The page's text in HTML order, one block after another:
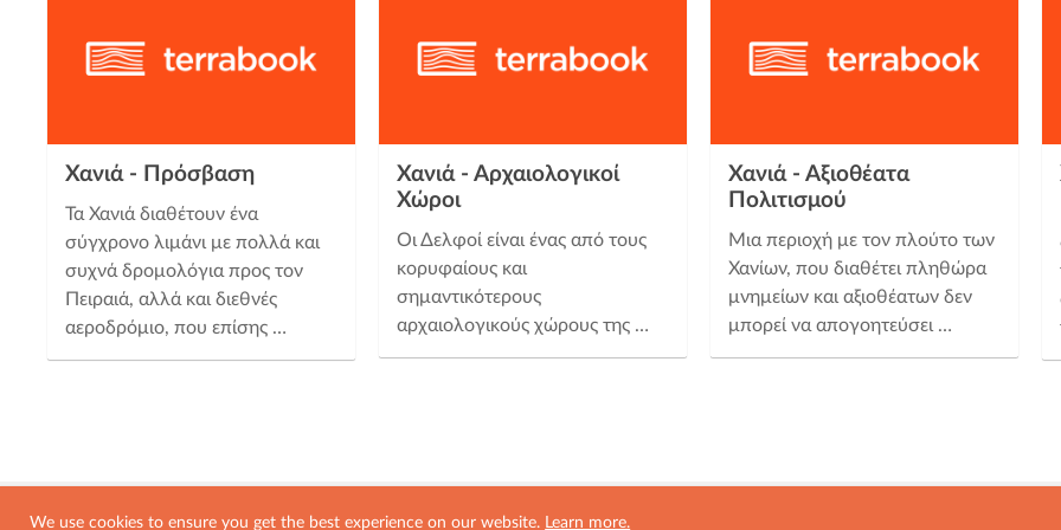
We use cookies to ensure you get the best experience on our website. Learn more.
Χανιά - Πρόσβαση
Τα Χανιά διαθέτουν ένα
σύγχρονο λιμάνι με πολλά και
συχνά δρομολόγια προς τον
Πειραιά, αλλά και διεθνές
αεροδρόμιο, που επίσης …
Χανιά - Αρχαιολογικοί
Χώροι
Οι Δελφοί είναι ένας από τους
κορυφαίους και
σημαντικότερους
αρχαιολογικούς χώρους της …
Χανιά - Αξιοθέατα
Πολιτισμού
Μια περιοχή με τον πλούτο των
Χανίων, που διαθέτει πληθώρα
μνημείων και αξιοθέατων δεν
μπορεί να απογοητεύσει …
© 2026, Terrabook. All Rights Reserved.